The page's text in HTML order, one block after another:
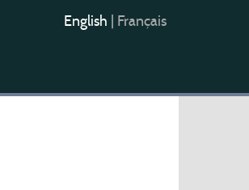
English Français